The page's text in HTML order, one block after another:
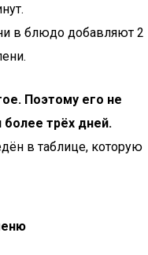
в блюдо добавляют 2
Поэтому его не
трёх дней.
в таблице, которую